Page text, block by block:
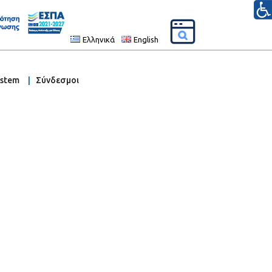
Ελληνικά English
Σύνδεσμοι